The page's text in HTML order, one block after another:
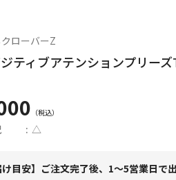
ローバーZ
ティブアテンションプリー
△
け目安】ご注文完了後、1～5営業日で